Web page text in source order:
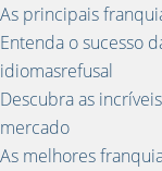
As principais
Entenda o sucesso
idiomasrefusal
Descubra as
mercado
As melhores